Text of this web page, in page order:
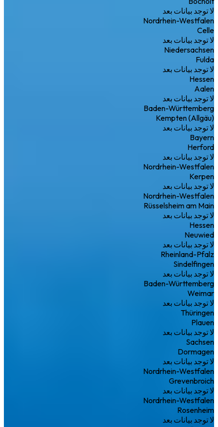
لا توجد بيانات بعد
Nordrhein-Westfalen
Celle
لا توجد بيانات بعد
Niedersachsen
Fulda
لا توجد بيانات بعد
Hessen
Aalen
لا توجد بيانات بعد
Baden-Württemberg
Kempten (Allgäu)
لا توجد بيانات بعد
Bayern
Herford
لا توجد بيانات بعد
Nordrhein-Westfalen
Kerpen
لا توجد بيانات بعد
Nordrhein-Westfalen
Rüsselsheim am Main
لا توجد بيانات بعد
Hessen
Neuwied
لا توجد بيانات بعد
Rheinland-Pfalz
Sindelfingen
لا توجد بيانات بعد
Baden-Württemberg
Weimar
لا توجد بيانات بعد
Thüringen
Plauen
لا توجد بيانات بعد
Sachsen
Dormagen
لا توجد بيانات بعد
Nordrhein-Westfalen
Grevenbroich
لا توجد بيانات بعد
Nordrhein-Westfalen
Rosenheim
لا توجد بيانات بعد